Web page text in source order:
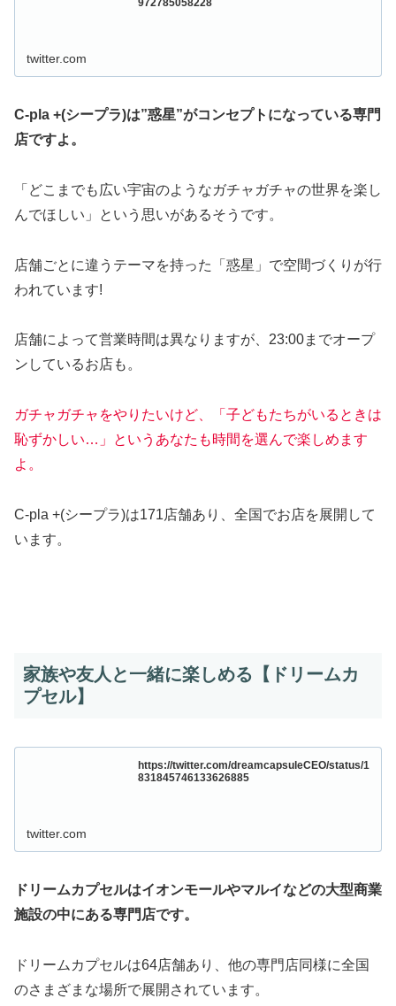
twitter.com
C-pla +(シープラ)は”惑星”がコンセプトになっている専門
店ですよ。
「どこまでも広い宇宙のようなガチャガチャの世界を楽し
んでほしい」という思いがあるそうです。
店舗ごとに違うテーマを持った「惑星」で空間づくりが行
われています!
店舗によって営業時間は異なりますが、23:00までオープ
ンしているお店も。
ガチャガチャをやりたいけど、「子どもたちがいるときは
恥ずかしい…」というあなたも時間を選んで楽しめます
よ。
C-pla +(シープラ)は171店舗あり、全国でお店を展開して
います。
家族や友人と一緒に楽しめる【ドリームカ
プセル】
https://twitter.com/dreamcapsuleCEO/status/1
831845746133626885
twitter.com
ドリームカプセルはイオンモールやマルイなどの大型商業
施設の中にある専門店です。
ドリームカプセルは64店舗あり、他の専門店同様に全国
のさまざまな場所で展開されています。